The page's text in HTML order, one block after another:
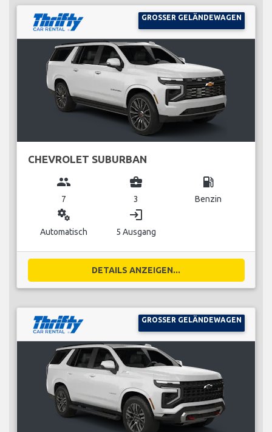
GROSSER GELÄNDEWAGEN
CHEVROLET SUBURBAN
group
7
business_center
3
local_gas_station
Benzin
miscellaneous_services
Automatisch
login
5 Ausgang
DETAILS ANZEIGEN...
GROSSER GELÄNDEWAGEN